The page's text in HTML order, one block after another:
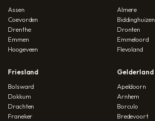
Assen
Coevorden
Drenthe
Emmen
Hoogeveen
Almere
Biddinghuizen
Dronten
Emmeloord
Flevoland
Friesland
Bolsward
Dokkum
Drachten
Franeker
Gelderland
Apeldoorn
Arnhem
Borculo
Bredevoort